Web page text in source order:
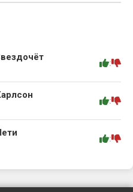
:
:
: